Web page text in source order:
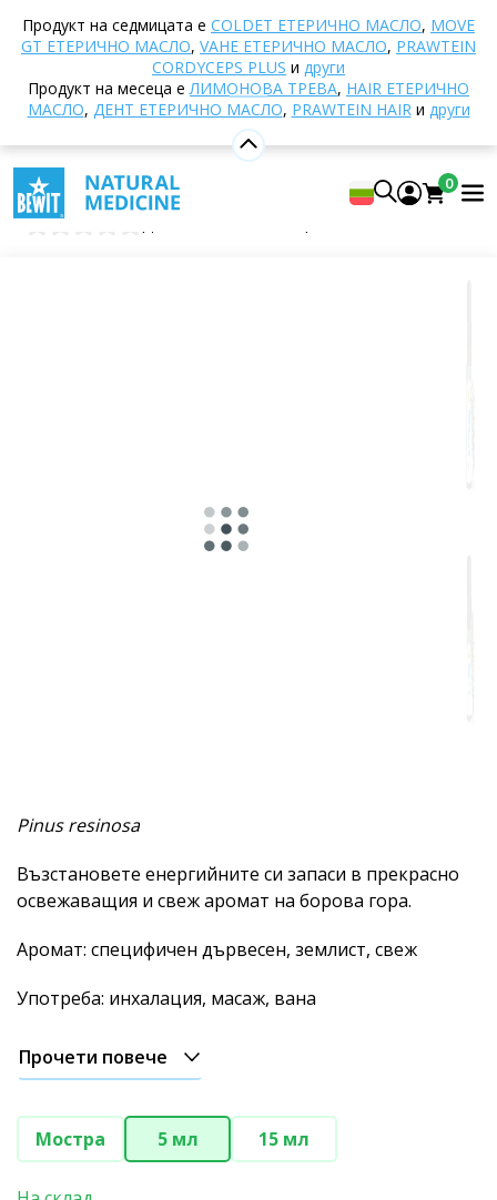
Продукт на седмицата е COLDET EТЕРИЧНО МАСЛО, MOVE
GT ЕТЕРИЧНО МАСЛО, VAHE ЕТЕРИЧНО МАСЛО, PRAWTEIN
CORDYCEPS PLUS и други
Продукт на месеца еЛИМОНОВА ТРЕВА, HAIR ЕТЕРИЧНО
МАСЛО, ДЕНТ ЕТЕРИЧНО МАСЛО, PRAWTEIN HAIRи други
0
Земен
Афродизиачен
Коледен
масла
Единични етерични масла Борова смола
Борова смола
100% чисто и натурално етерично масло CTEO®
BEWIT Pine Red
0
Pinus resinosa
Възстановете енергийните си запаси в прекрасно
освежаващия и свеж аромат на борова гора.
Аромат: специфичен дървесен, землист, свеж
Употреба: инхалация, масаж, вана
Прочети повече
Мостра 5 мл 15 мл